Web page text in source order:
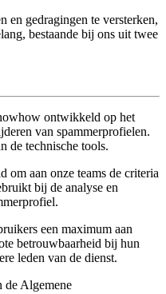
en gedragingen te versterken,
bestaande bij ons uit twee
ontwikkeld op het
van spammerprofielen.
de technische tools.
om aan onze teams de criteria
bij de analyse en
een maximum aan
betrouwbaarheid bij hun
leden van de dienst.
de Algemene